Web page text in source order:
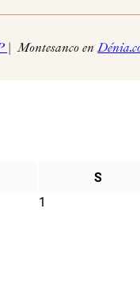
| Montesanco en
S
1